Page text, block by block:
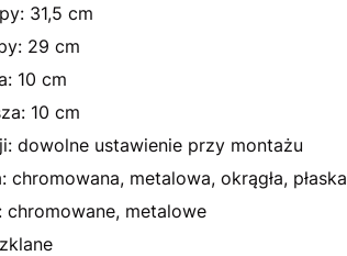
31,5 cm
29 cm
10 cm
10 cm
dowolne ustawienie przy montażu
chromowana, metalowa, okrągła, płaska
chromowane, metalowe